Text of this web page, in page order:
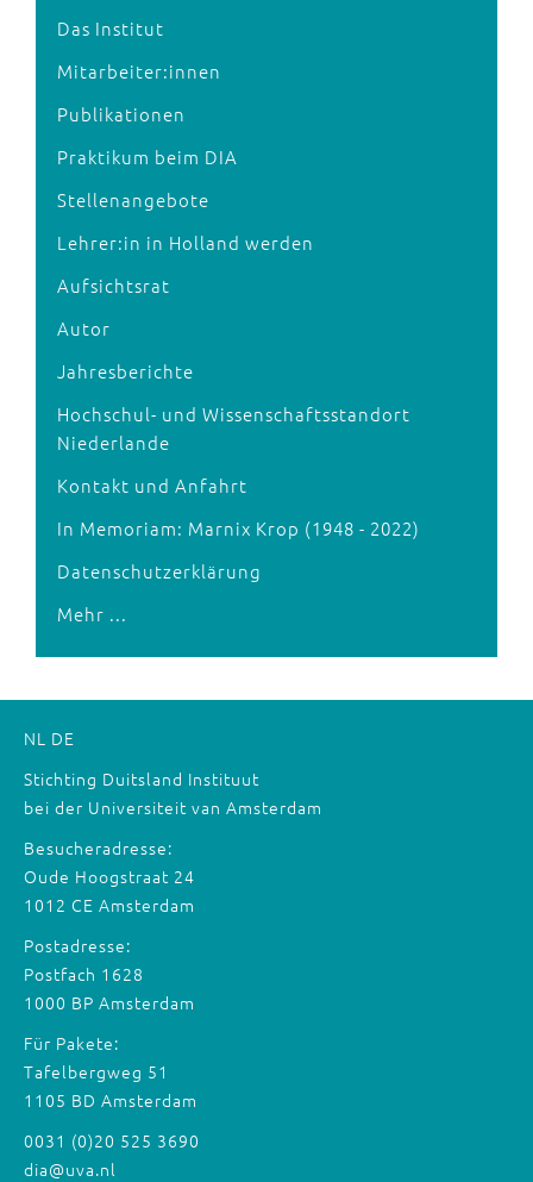
Das Institut
Mitarbeiter:innen
Publikationen
Praktikum beim DIA
Stellenangebote
Lehrer:in in Holland werden
Aufsichtsrat
Autor
Jahresberichte
Hochschul- und Wissenschaftsstandort
Niederlande
Kontakt und Anfahrt
In Memoriam: Marnix Krop (1948 - 2022)
Datenschutzerklärung
Mehr ...
NL DE
Stichting Duitsland Instituut
bei der Universiteit van Amsterdam
Besucheradresse:
Oude Hoogstraat 24
1012 CE Amsterdam
Postadresse:
Postfach 1628
1000 BP Amsterdam
Für Pakete:
Tafelbergweg 51
1105 BD Amsterdam
0031 (0)20 525 3690
dia@uva.nl